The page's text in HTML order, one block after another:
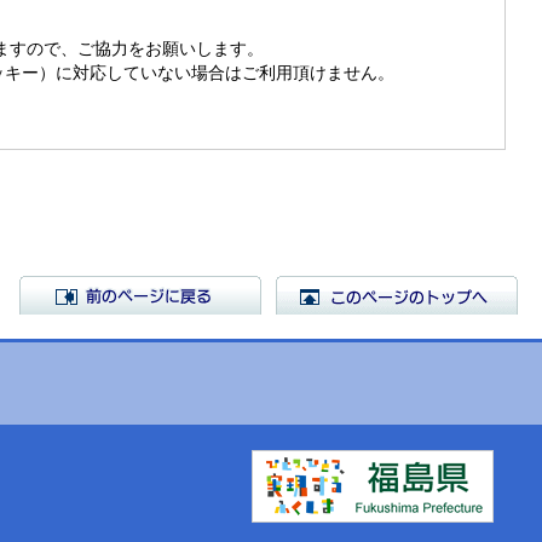
ので、ご協力をお願いします。
ー）に対応していない場合はご利用頂けません。
前のページに戻る